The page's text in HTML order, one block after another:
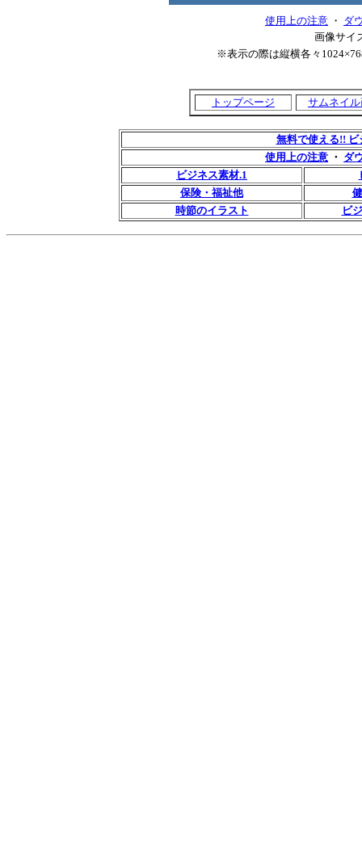
使用上の注意 ・ ダ
画像サイ
※表示の際は縦横各々
トップページ サムネイ
無料で使える!!
使用上の注意 ・ ダ
ビジネス素材.1
保険・福祉他
時節のイラスト
ビ